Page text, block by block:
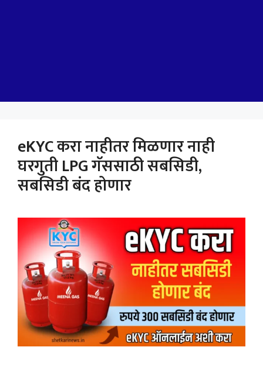
eKYC करा नाहीतर मिळणार नाही
घरगुती LPG गॅससाठी सबसिडी,
सबसिडी बंद होणार